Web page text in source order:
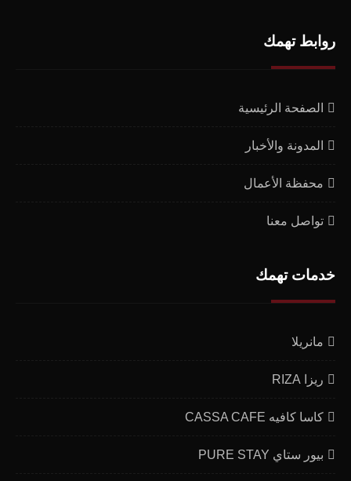
روابط تهمك
الصفحة الرئيسية
المدونة والأخبار
محفظة الأعمال
تواصل معنا
خدمات تهمك
مانريلا
ريزا RIZA
كاسا كافيه CASSA CAFE
بيور ستاي PURE STAY